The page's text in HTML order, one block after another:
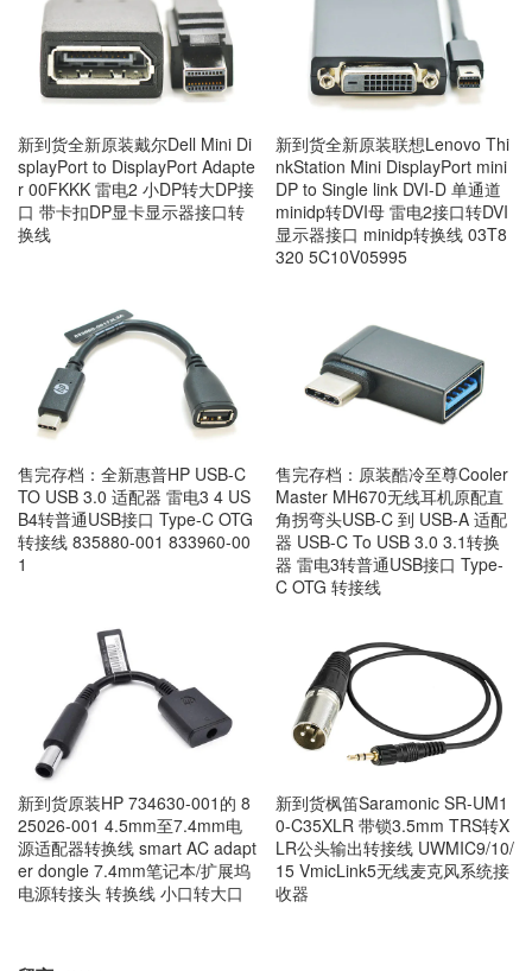
新到货全新原装戴尔Dell Mini Di
splayPort to DisplayPort Adapte
r 00FKKK 雷电2 小DP转大DP接
口 带卡扣DP显卡显示器接口转
换线
新到货全新原装联想Lenovo Thi
nkStation Mini DisplayPort mini
DP to Single link DVI-D 单通道
minidp转DVI母 雷电2接口转DVI
显示器接口 minidp转换线 03T8
320 5C10V05995
售完存档：全新惠普HP USB-C
TO USB 3.0 适配器 雷电3 4 US
B4转普通USB接口 Type-C OTG
转接线 835880-001 833960-00
1
售完存档：原装酷冷至尊Cooler
Master MH670无线耳机原配直
角拐弯头USB-C 到 USB-A 适配
器 USB-C To USB 3.0 3.1转换
器 雷电3转普通USB接口 Type-
C OTG 转接线
新到货原装HP 734630-001的 8
25026-001 4.5mm至7.4mm电
源适配器转换线 smart AC adapt
er dongle 7.4mm笔记本/扩展坞
电源转接头 转换线 小口转大口
新到货枫笛Saramonic SR-UM1
0-C35XLR 带锁3.5mm TRS转X
LR公头输出转接线 UWMIC9/10/
15 VmicLink5无线麦克风系统接
收器